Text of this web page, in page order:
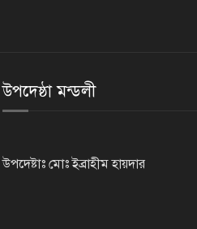
উপদেষ্ঠা মন্ডলী
উপদেষ্টাঃ মোঃ ইব্রাহীম হায়দার